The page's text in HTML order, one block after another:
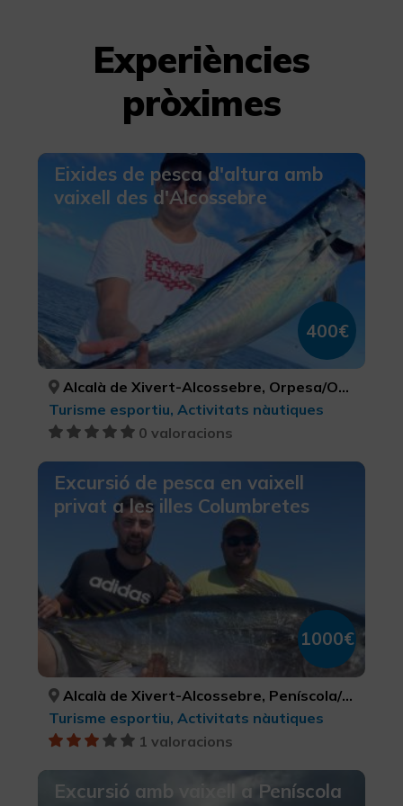
Experiències
pròximes
Eixides de pesca d'altura amb
vaixell des d'Alcossebre
400€
Alcalà de Xivert-Alcossebre, Orpesa/Oropesa del Mar, Peníscola/Peñíscola, CASTELLÓ/CASTELLÓN, CASTELLÓ/CASTELLÓN, CASTELLÓ/CASTELLÓN
Turisme esportiu, Activitats nàutiques
0 valoracions
Excursió de pesca en vaixell
privat a les illes Columbretes
1000€
Alcalà de Xivert-Alcossebre, Peníscola/Peñíscola, Torreblanca, CASTELLÓ/CASTELLÓN, CASTELLÓ/CASTELLÓN, CASTELLÓ/CASTELLÓN
Turisme esportiu, Activitats nàutiques
1 valoracions
Excursió amb vaixell a Peníscola